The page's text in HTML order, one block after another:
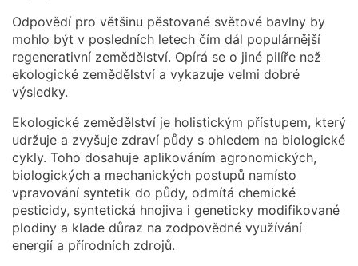
Odpovědí pro většinu pěstované světové bavlny by
mohlo být v posledních letech čím dál populárnější
regenerativní zemědělství. Opírá se o jiné pilíře než
ekologické zemědělství a vykazuje velmi dobré
výsledky.
Ekologické zemědělství je holistickým přístupem, který
udržuje a zvyšuje zdraví půdy s ohledem na biologické
cykly. Toho dosahuje aplikováním agronomických,
biologických a mechanických postupů namísto
vpravování syntetik do půdy, odmítá chemické
pesticidy, syntetická hnojiva i geneticky modifikované
plodiny a klade důraz na zodpovědné využívání
energií a přírodních zdrojů.